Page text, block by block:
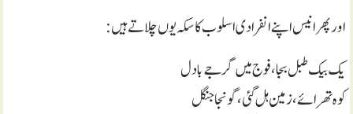
اور پھر انیس اپنے انفرادی اسلوب کا سکہ یوں چلاتے ہیں:
یک بیک طبل بجا، فوج میں گرجے بادل
کوہ تھرائے، زمین ہل گئی، گونجا جنگل